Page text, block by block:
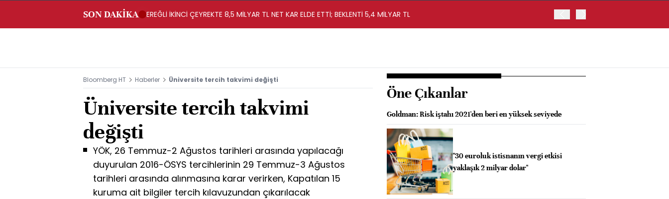
SON DAKİKA EREĞLİ İKİNCİ ÇEYREKTE 8,5 MİLYAR TL NET KAR ELDE ETTİ; BEKLENTİ 5,4 MİLYAR TL
Bloomberg HT Haberler Üniversite tercih takvimi değişti
Üniversite tercih takvimi
değişti
YÖK, 26 Temmuz-2 Ağustos tarihleri arasında yapılacağı
duyurulan 2016-ÖSYS tercihlerinin 29 Temmuz-3 Ağustos
tarihleri arasında alınmasına karar verirken, Kapatılan 15
kuruma ait bilgiler tercih kılavuzundan çıkarılacak
Öne Çıkanlar
Goldman: Risk iştahı 2021'den beri en yüksek seviyede
"30 euroluk istisnanın vergi etkisi
yaklaşık 2 milyar dolar"